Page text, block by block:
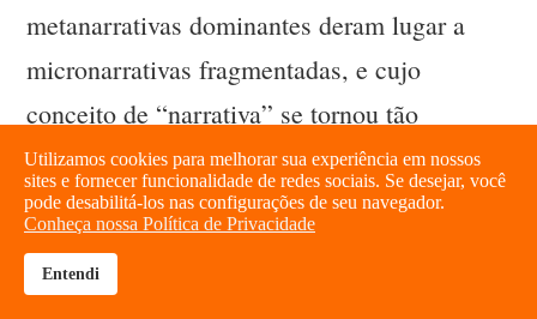
metanarrativas dominantes deram lugar a
micronarrativas fragmentadas, e cujo
conceito de “narrativa” se tornou tão
onipresente? Bem, talvez estejamos vendo
justamente o avanço de metanarrativas que
se alimentam de polarização recíproca. O
mais confortável é sempre estar, inclusive,
brightness_high
Utilizamos cookies para melhorar sua experiência em nossos
sites e fornecer funcionalidade de redes sociais. Se desejar, você
pode desabilitá-los nas configurações de seu navegador.
Conheça nossa Política de Privacidade
Entendi